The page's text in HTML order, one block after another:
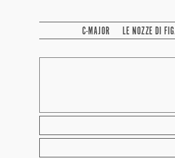
C-MAJOR LE NOZZE DI